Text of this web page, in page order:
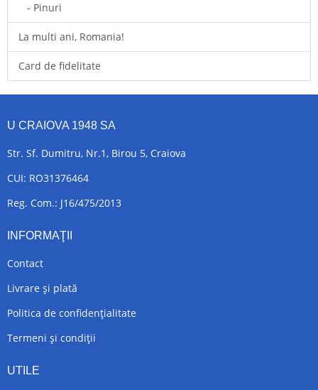
- Pinuri
La multi ani, Romania!
Card de fidelitate
U CRAIOVA 1948 SA
Str. Sf. Dumitru, Nr.1, Birou 5, Craiova
CUI: RO31376464
Reg. Com.: J16/475/2013
INFORMAŢII
Contact
Livrare și plată
Politica de confidențialitate
Termeni și condiții
UTILE